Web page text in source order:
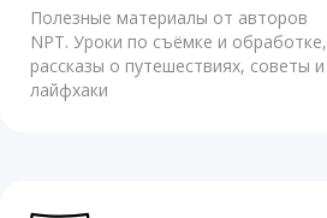
Полезные материалы от авторов
NPT. Уроки по съёмке и обработке,
рассказы о путешествиях, советы и
лайфхаки